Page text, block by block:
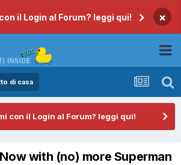
il Login al Forum? leggi qui! ×
di casa
con il Login al Forum? leggi qui!
with (no) more Superman